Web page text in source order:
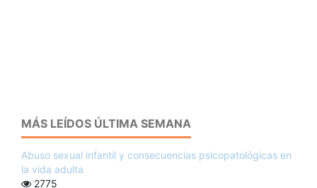
MÁS LEÍDOS ÚLTIMA SEMANA
Abuso sexual infantil y consecuencias psicopatológicas en
la vida adulta
2775